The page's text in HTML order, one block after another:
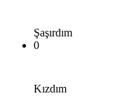
Şaşırdım
0
Kızdım